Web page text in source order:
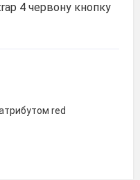
4 червону кнопку
red